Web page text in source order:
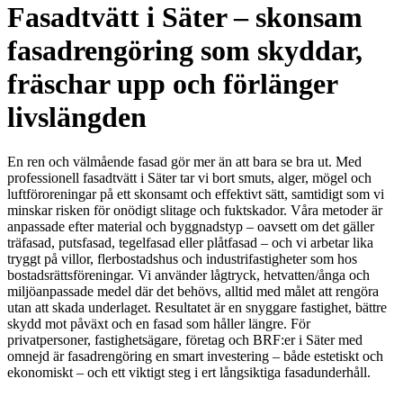
Fasadtvätt i Säter – skonsam
fasadrengöring som skyddar,
fräschar upp och förlänger
livslängden
En ren och välmående fasad gör mer än att bara se bra ut. Med
professionell fasadtvätt i Säter tar vi bort smuts, alger, mögel och
luftföroreningar på ett skonsamt och effektivt sätt, samtidigt som vi
minskar risken för onödigt slitage och fuktskador. Våra metoder är
anpassade efter material och byggnadstyp – oavsett om det gäller
träfasad, putsfasad, tegelfasad eller plåtfasad – och vi arbetar lika
tryggt på villor, flerbostadshus och industrifastigheter som hos
bostadsrättsföreningar. Vi använder lågtryck, hetvatten/ånga och
miljöanpassade medel där det behövs, alltid med målet att rengöra
utan att skada underlaget. Resultatet är en snyggare fastighet, bättre
skydd mot påväxt och en fasad som håller längre. För
privatpersoner, fastighetsägare, företag och BRF:er i Säter med
omnejd är fasadrengöring en smart investering – både estetiskt och
ekonomiskt – och ett viktigt steg i ert långsiktiga fasadunderhåll.